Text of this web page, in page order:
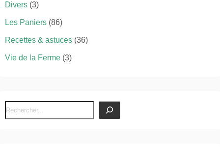
Divers (3)
Les Paniers (86)
Recettes & astuces (36)
Vie de la Ferme (3)
R
e